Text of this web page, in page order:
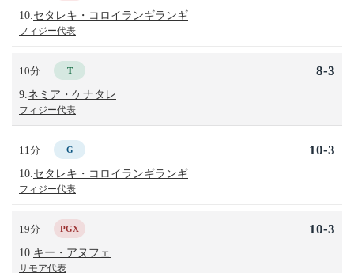
10. セタレキ・コロイランギランギ
フィジー代表
10分 T
9. ネミア・ケナタレ
フィジー代表
8-3
11分 G
10. セタレキ・コロイランギランギ
フィジー代表
10-3
19分 PGX
10. キー・アヌフェ
サモア代表
10-3